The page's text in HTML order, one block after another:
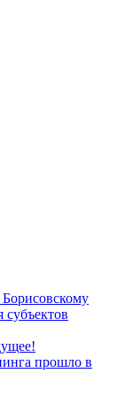
субъектов
прошло в